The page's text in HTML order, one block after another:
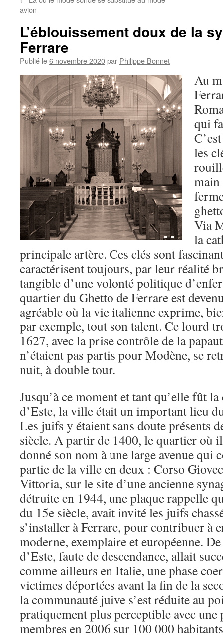
avion
L’éblouissement doux de la
Ferrare
Publié le6 novembre 2020par Philippe Bonnet
Au
qui
les
main
Via
la
principale artère. Ces clés sont
caractérisent toujours, par leur réalité
tangible d’une volonté politique
quartier du Ghetto de Ferrare est
agréable où la vie italienne exprime,
par exemple, tout son talent. Ce lourd
1627, avec la prise contrôle de la
n’étaient pas partis pour Modène, se
nuit, à double tour.
Jusqu’à ce moment et tant qu’elle fût
d’Este, la ville était un important lieu
Les juifs y étaient sans doute présents
siècle. A partir de 1400, le quartier où
donné son nom à une large avenue qui
partie de la ville en deux : Corso
Vittoria, sur le site d’une ancienne
détruite en 1944, une plaque rappelle
du 15e siècle, avait invité les juifs
s’installer à Ferrare, pour contribuer à
moderne, exemplaire et européenne.
d’Este, faute de descendance, allait
comme ailleurs en Italie, une phase
victimes déportées avant la fin de la
la communauté juive s’est réduite au
pratiquement plus perceptible avec une
membres en 2006 sur 100 000